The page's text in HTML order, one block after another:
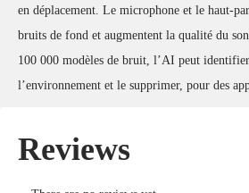
en déplacement. Le microphone et le haut-
bruits de fond et augmentent la qualité du
100 000 modèles de bruit, l’AI peut
l’environnement et le supprimer, pour des
Reviews